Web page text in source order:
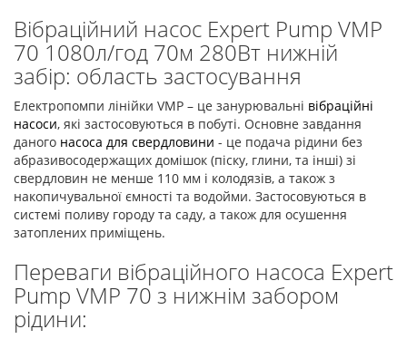
Вібраційний насос Expert Pump VMP
70 1080л/год 70м 280Вт нижній
забір: область застосування
Електропомпи лінійки VMP – це занурювальні вібраційні
насоси, які застосовуються в побуті. Основне завдання
даного насоса для свердловини - це подача рідини без
абразивосодержащих домішок (піску, глини, та інші) зі
свердловин не менше 110 мм і колодязів, а також з
накопичувальної ємності та водойми. Застосовуються в
системі поливу городу та саду, а також для осушення
затоплених приміщень.
Переваги вібраційного насоса Expert
Pump VMP 70 з нижнім забором
рідини: